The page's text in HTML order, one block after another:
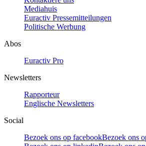
Mediahuis
Euractiv Pressemitteilungen
Politische Werbung
Abos
Euractiv Pro
Newsletters
Rapporteur
Englische Newsletters
Social
Bezoek ons op facebookBezoek ons